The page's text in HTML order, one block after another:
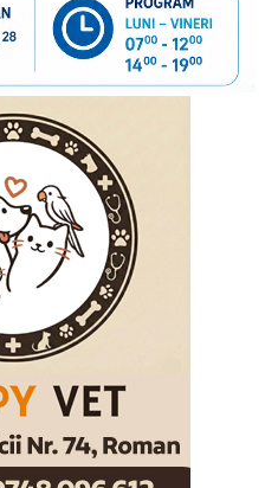
în străinătate,
permanentă cu copiii
nevoilor lor emoționale.
convinși că informarea și
organizațiile cu experiență
superior al copilului
în această situație”
al Poliției de Frontieră
poliție Cornel Laurian